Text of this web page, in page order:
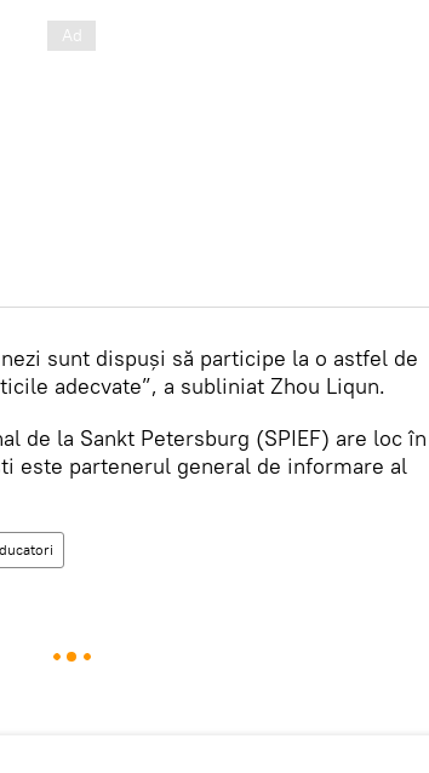
sunt dispuși să participe la o astfel de
adecvate”, a subliniat Zhou Liqun.
de la Sankt Petersburg (SPIEF) are loc în
este partenerul general de informare al